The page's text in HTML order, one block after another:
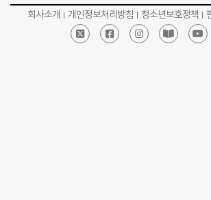
회사소개 개인정보처리방침 청소년보호정책